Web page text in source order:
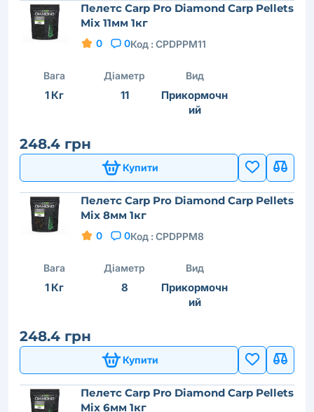
Пелетс Carp Pro Diamond Сarp Pellets
Mix 11мм 1кг
0 0Код : CPDPPM11
Вага
1 Кг
Діаметр
11
Вид
Прикормочн
ий
248.4 грн
Купити
Пелетс Carp Pro Diamond Сarp Pellets
Mix 8мм 1кг
0 0Код : CPDPPM8
Вага
1 Кг
Діаметр
8
Вид
Прикормочн
ий
248.4 грн
Купити
Пелетс Carp Pro Diamond Сarp Pellets
Mix 6мм 1кг